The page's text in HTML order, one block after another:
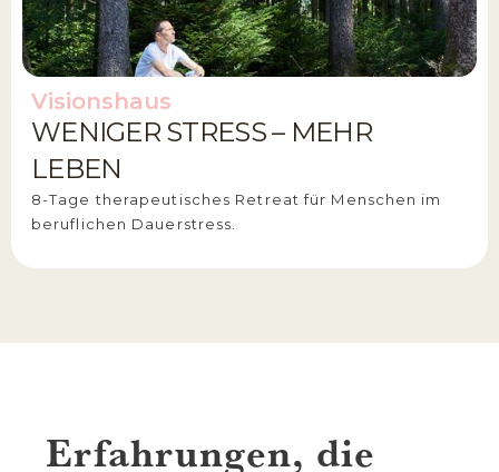
Visionshaus
WENIGER STRESS – MEHR
LEBEN
8-Tage therapeutisches Retreat für Menschen im
beruflichen Dauerstress.
Erfahrungen, die